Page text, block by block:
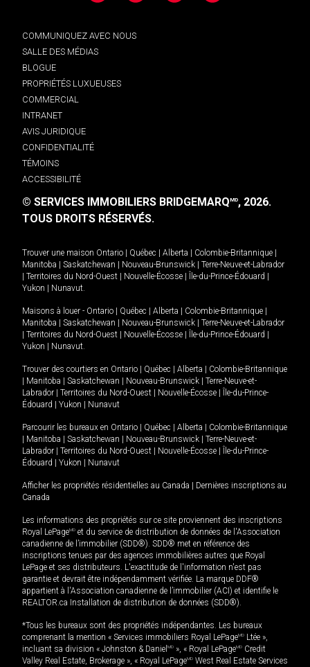
COMMUNIQUEZ AVEC NOUS
SALLE DES MÉDIAS
BLOGUE
PROPRIÉTÉS LUXUEUSES
COMMERCIAL
INTRANET
AVIS JURIDIQUE
CONFIDENTIALITÉ
TÉMOINS
ACCESSIBILITÉ
© SERVICES IMMOBILIERS BRIDGEMARQMD, 2026.
TOUS DROITS RÉSERVÉS.
Trouver une maison Ontario Québec Alberta Colombie-Britannique
Manitoba
Saskatchewan Nouveau-Brunswick
Terre-Neuve-et-Labrador
Territoires du Nord-Ouest Nouvelle-Écosse Île-du-Prince-Édouard
Yukon
Nunavut.
Maisons à louer - Ontario Québec Alberta Colombie-Britannique
Manitoba
Saskatchewan Nouveau-Brunswick
Terre-Neuve-et-Labrador
Territoires du Nord-Ouest Nouvelle-Écosse Île-du-Prince-Édouard
Yukon
Nunavut.
Trouver des courtiers en Ontario Québec Alberta
Colombie-Britannique
Manitoba Saskatchewan Nouveau-Brunswick
Terre-Neuve-et-
Labrador
Territoires du Nord-Ouest Nouvelle-Écosse
Île-du-Prince-
Édouard
Yukon Nunavut
Parcourir les bureaux en Ontario Québec Alberta
Colombie-Britannique
Manitoba Saskatchewan Nouveau-Brunswick
Terre-Neuve-et-
Labrador
Territoires du Nord-Ouest Nouvelle-Écosse
Île-du-Prince-
Édouard
Yukon Nunavut
Afficher les propriétés résidentielles au Canada
Dernières inscriptions au
Canada
Les informations des propriétés sur ce site proviennent des inscriptions
Royal LePageMD et du service de distribution de données de l'Association
canadienne de l’immobilier (SDD®). SDD® met en référence des
inscriptions tenues par des agences immobilières autres que Royal
LePage et ses distributeurs. L'exactitude de l'information n'est pas
garantie et devrait être indépendamment vérifiée. La marque DDF®
appartient à l'Association canadienne de l’immobilier (ACI) et identifie le
REALTOR.ca Installation de distribution de données (SDD®).
*Tous les bureaux sont des propriétés indépendantes. Les bureaux
comprenant la mention « Services immobiliers Royal LePageMD Ltée »,
incluant sa division « Johnston & Daniel MD », « Royal LePageMD Credit
Valley Real Estate, Brokerage », « Royal LePageMD West Real Estate Services